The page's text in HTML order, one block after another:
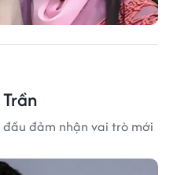
đầu đảm nhận vai trò mới